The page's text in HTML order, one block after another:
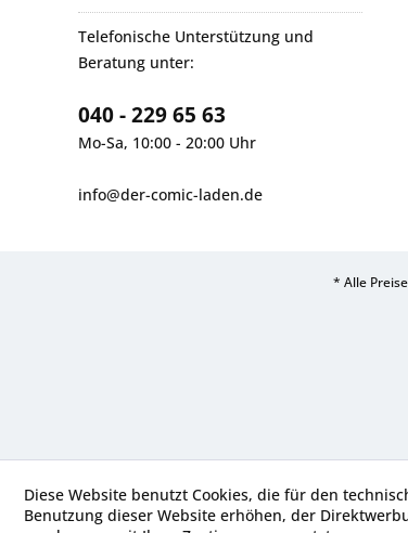
Telefonische Unterstützung und
Beratung unter:
040 - 229 65 63
Mo-Sa, 10:00 - 20:00 Uhr
info@der-comic-laden.de
* Alle
Diese Website benutzt Cookies, die für den
Benutzung dieser Website erhöhen, der